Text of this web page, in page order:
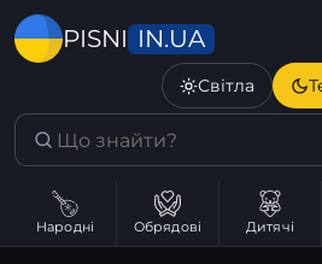
PISNI IN.UA
Світла
Народні Обрядові Дитячі